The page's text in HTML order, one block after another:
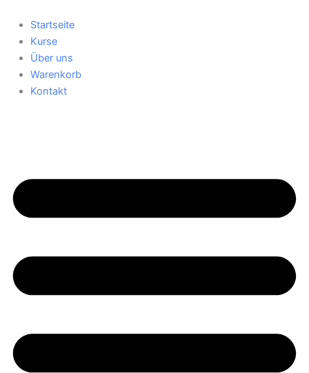
Inhalt
springen
Startseite
Kurse
Über uns
Warenkorb
Kontakt